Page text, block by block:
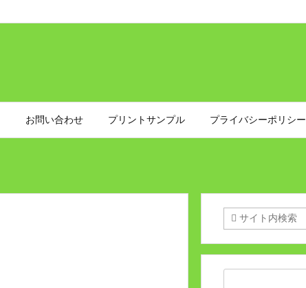
お問い合わせ プリントサンプル プライバシーポリシー